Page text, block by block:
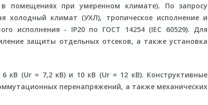
помещениях при умеренном климате). По запросу
холодный климат (УХЛ), тропическое исполнение и
исполнения - IP20 по ГОСТ 14254 (IEC 60529). Для
защиты отдельных отсеков, а также установка
кВ (Ur = 7,2 кВ) и 10 кВ (Ur = 12 кВ). Конструктивные
перенапряжений, а также механических